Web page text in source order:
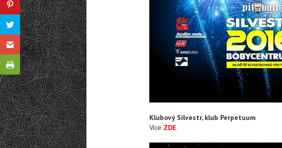
Klubový Silvestr, klub Perpetuum
Více ZDE.